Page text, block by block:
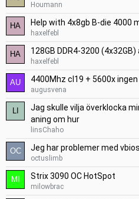
Houmann
Help with 4x8gb B-die 4000
haxelfebl
128GB DDR4-3200
haxelfebl
4400Mhz cl19 + 5600x
augusvena
Jag skulle vilja överklocka
aning om hur
linsChaho
Jeg har problemer med vbios
octuslimb
Strix 3090 OC HotSpot
milowbrac